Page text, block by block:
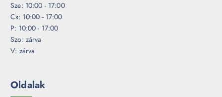
Sze: 10:00 - 17:00
Cs: 10:00 - 17:00
P: 10:00 - 17:00
Szo: zárva
V: zárva
Oldalak